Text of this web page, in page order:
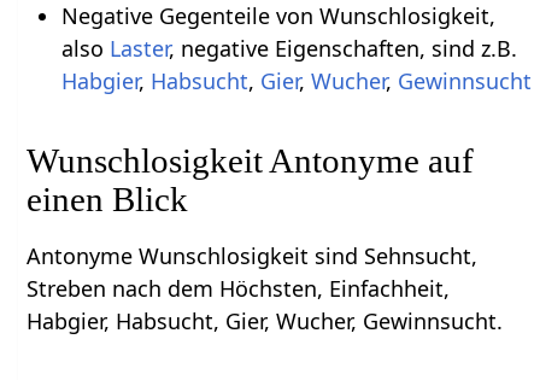
Negative Gegenteile von Wunschlosigkeit,
also Laster, negative Eigenschaften, sind z.B.
Habgier, Habsucht, Gier, Wucher, Gewinnsucht
Wunschlosigkeit Antonyme auf
einen Blick
Antonyme Wunschlosigkeit sind Sehnsucht,
Streben nach dem Höchsten, Einfachheit,
Habgier, Habsucht, Gier, Wucher, Gewinnsucht.